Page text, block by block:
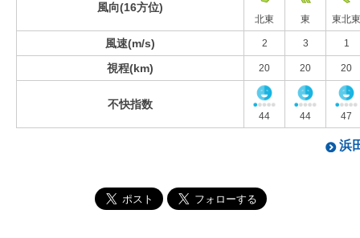
風向(16方位)
北東 東 東北東
風速(m/s) 2 3 1
視程(km) 20 20 20
不快指数
44 44 47
浜